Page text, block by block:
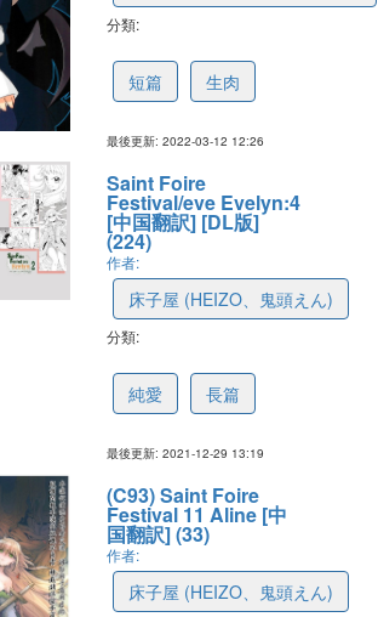
分類:
短篇 生肉
最後更新: 2022-03-12 12:26
Saint Foire
Festival/eve Evelyn:4
[中国翻訳] [DL版]
(224)
作者:
床子屋 (HEIZO、鬼頭えん)
分類:
純愛 長篇
最後更新: 2021-12-29 13:19
(C93) Saint Foire
Festival 11 Aline [中
国翻訳] (33)
作者:
床子屋 (HEIZO、鬼頭えん)